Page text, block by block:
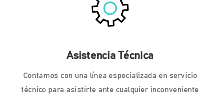
Asistencia Técnica
Contamos con una línea especializada en servicio
técnico para asistirte ante cualquier inconveniente